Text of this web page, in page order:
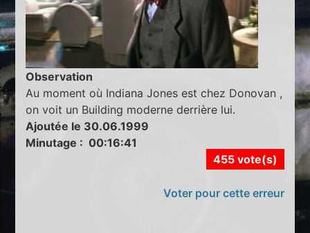
Observation
Au moment où Indiana Jones est chez Donovan ,
on voit un Building moderne derrière lui.
Ajoutée le 30.06.1999
Minutage : 00:16:41
455 vote(s)
Voter pour cette erreur